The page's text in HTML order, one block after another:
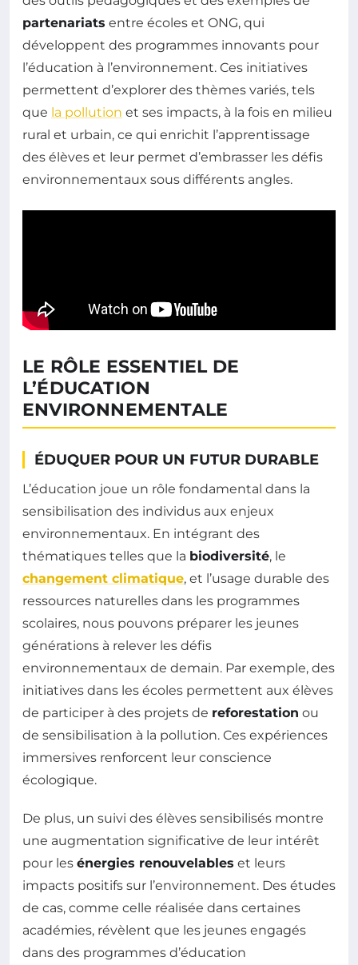
partenariats entre écoles et ONG, qui
développent des programmes innovants pour
l’éducation à l’environnement. Ces initiatives
permettent d’explorer des thèmes variés, tels
que la pollution et ses impacts, à la fois en milieu
rural et urbain, ce qui enrichit l’apprentissage
des élèves et leur permet d’embrasser les défis
environnementaux sous différents angles.
LE RÔLE ESSENTIEL DE
L’ÉDUCATION
ENVIRONNEMENTALE
ÉDUQUER POUR UN FUTUR DURABLE
L’éducation joue un rôle fondamental dans la
sensibilisation des individus aux enjeux
environnementaux. En intégrant des
thématiques telles que la biodiversité, le
changement climatique, et l’usage durable des
ressources naturelles dans les programmes
scolaires, nous pouvons préparer les jeunes
générations à relever les défis
environnementaux de demain. Par exemple, des
initiatives dans les écoles permettent aux élèves
de participer à des projets de reforestation ou
de sensibilisation à la pollution. Ces expériences
immersives renforcent leur conscience
écologique.
De plus, un suivi des élèves sensibilisés montre
une augmentation significative de leur intérêt
pour les énergies renouvelables et leurs
impacts positifs sur l’environnement. Des études
de cas, comme celle réalisée dans certaines
académies, révèlent que les jeunes engagés
dans des programmes d’éducation